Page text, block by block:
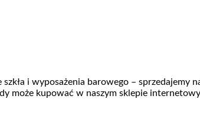
i wyposażenia barowego – sprzedajemy
może kupować w naszym sklepie